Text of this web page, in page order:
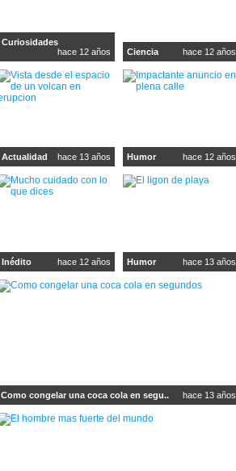
Curiosidades
hace 12 años
Ciencia hace 12 años
Actualidad hace 13 años Humor hace 12 años
Inédito hace 12 años Humor hace 13 años
Como congelar una coca cola en segu.. hace 13 años